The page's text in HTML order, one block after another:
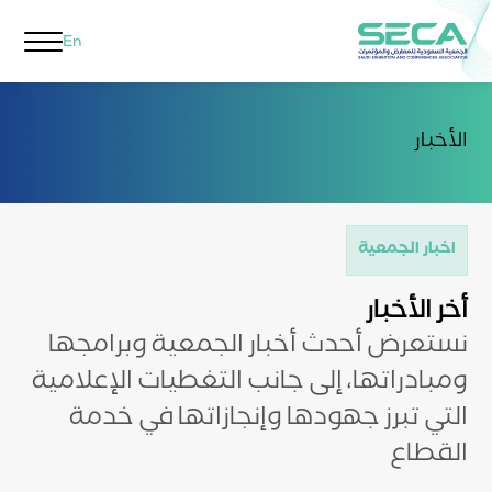
En
الأخبار
اخبار الجمعية
أخر الأخبار
نستعرض أحدث أخبار الجمعية وبرامجها
ومبادراتها، إلى جانب التغطيات الإعلامية
التي تبرز جهودها وإنجازاتها في خدمة
القطاع